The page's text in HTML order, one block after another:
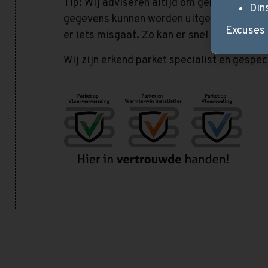
Tip: Wij adviseren altijd om gebruik te
gegevens kunnen worden uitgelezen via
er iets misgaat. Zo kan er snel worden
Wij zijn erkend parket specialist en